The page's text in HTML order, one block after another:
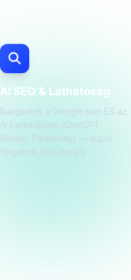
AI SEO & Láthatóság
Rangsorolj a Google-ben ÉS az
AI keresőkben (ChatGPT,
Gemini, Perplexity) — dupla
forgalom, fele munka.